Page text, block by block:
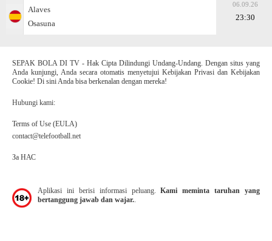
Alaves
Osasuna
06.09.26
23:30
SEPAK BOLA DI TV - Hak Cipta Dilindungi Undang-Undang. Dengan situs yang
Anda kunjungi, Anda secara otomatis menyetujui Kebijakan Privasi dan Kebijakan
Cookie! Di sini Anda bisa berkenalan dengan mereka!
Hubungi kami:
Terms of Use (EULA)
contact@telefootball.net
За НАС
Aplikasi ini berisi informasi peluang.Kami meminta taruhan yang
bertanggung jawab dan wajar.